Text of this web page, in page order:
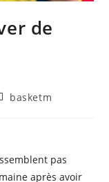
de
basketm
pas
après avoir